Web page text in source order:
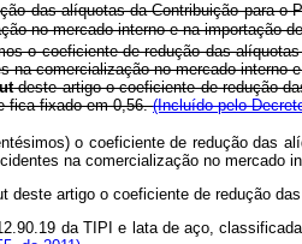
das alíquotas da Contribuição para
no mercado interno e na importação
o coeficiente de redução das
na comercialização no mercado interno
deste artigo o coeficiente de redução
fica fixado em 0,56.(Incluído pelo
o coeficiente de redução das
na comercialização no mercado
deste artigo o coeficiente de redução
da TIPI e lata de aço,